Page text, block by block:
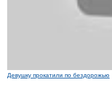
Девушку прокатили по бездорожью